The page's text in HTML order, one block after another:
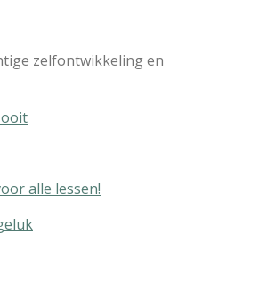
zelfontwikkeling en
alle lessen!